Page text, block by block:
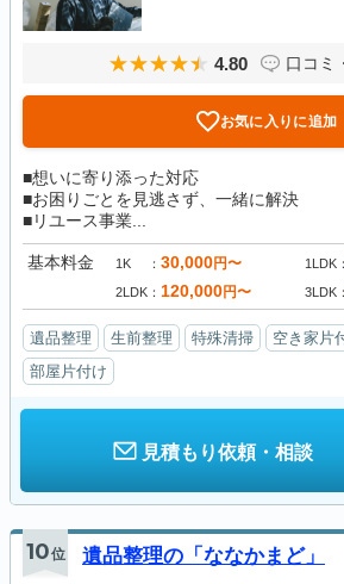
4.80 口コミ
お気に入りに追加
■想いに寄り添った対応
■お困りごとを見逃さず、一緒に解決
■リユース事業...
基本料金 1K 30,000円〜 1LDK
2LDK 120,000円〜 3LDK
遺品整理 生前整理 特殊清掃 空き家片
部屋片付け
見積もり依頼・相談
10位 遺品整理の「ななかまど」